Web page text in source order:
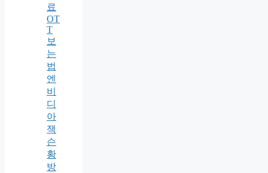
료
OT
T
보
는
법
엔
비
디
아
잭
슨
황
방